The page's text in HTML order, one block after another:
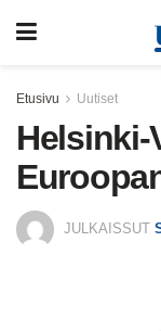
Etusivu Uutiset
Helsinki-
JULKAISSUT